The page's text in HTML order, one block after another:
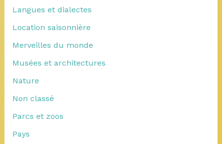
Langues et dialectes
Location saisonnière
Merveilles du monde
Musées et architectures
Nature
Non classé
Parcs et zoos
Pays